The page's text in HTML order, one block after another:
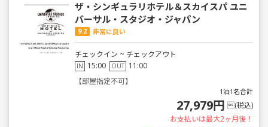
ザ・シンギュラリホテル＆スカイスパ ユニ
バーサル・スタジオ・ジャパン
9.2 非常に良い
チェックイン ~ チェックアウト
IN 15:00 OUT 11:00
【部屋指定不可】
1泊1名合計
27,979円 (税込)
お支払いは最大2ヶ月後！